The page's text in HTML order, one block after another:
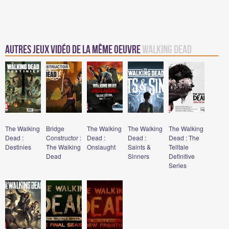
Autres jeux vidéo de la même oeuvreWalking Dead
The Walking
Dead :
Destinies
Bridge
Constructor :
The Walking
Dead
The Walking
Dead :
Onslaught
The Walking
Dead :
Saints &
Sinners
The Walking
Dead : The
Telltale
Definitive
Series